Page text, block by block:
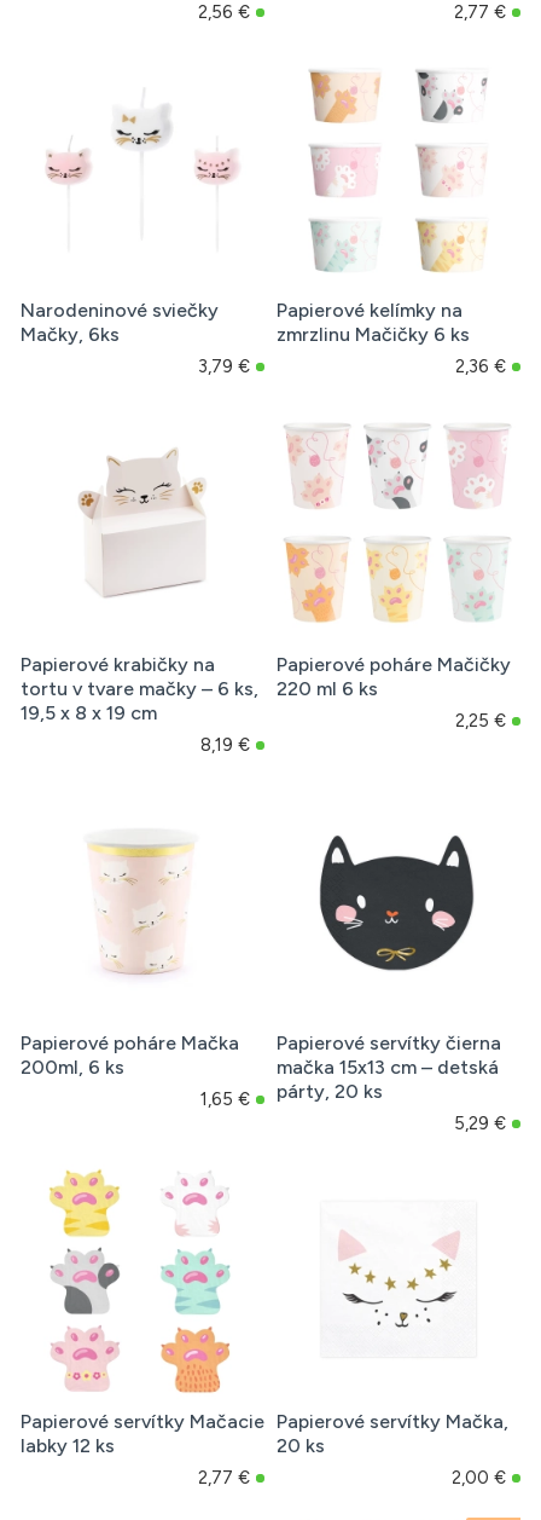
2,56 € 2,77 €
Narodeninové sviečky
Mačky, 6ks
3,79 €
Papierové kelímky na
zmrzlinu Mačičky 6 ks
2,36 €
Papierové krabičky na
tortu v tvare mačky – 6 ks,
19,5 x 8 x 19 cm
8,19 €
Papierové poháre Mačičky
220 ml 6 ks
2,25 €
Papierové poháre Mačka
200ml, 6 ks
1,65 €
Papierové servítky čierna
mačka 15x13 cm – detská
párty, 20 ks
5,29 €
Papierové servítky Mačacie
labky 12 ks
2,77 €
Papierové servítky Mačka,
20 ks
2,00 €